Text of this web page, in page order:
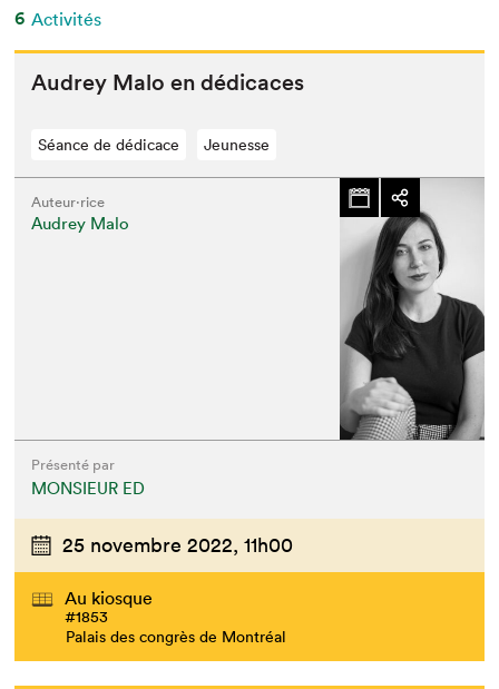
6 Activités
Audrey Malo en dédicaces
Séance de dédicace Jeunesse
Auteur·rice
Audrey Malo
Présenté par
MONSIEUR ED
25 novembre 2022, 11h00
Au kiosque
#1853
Palais des congrès de Montréal